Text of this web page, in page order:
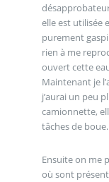
elle est utilisée
purement
rien à me
ouvert cette
Maintenant je
j’aurai un peu
camionnette,
tâches de
Ensuite on me
où sont